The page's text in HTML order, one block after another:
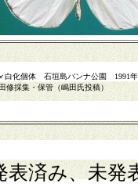
♂白化個体 石垣島バンナ公園 1991
修採集・保管（嶋田氏投稿）
済み、未発